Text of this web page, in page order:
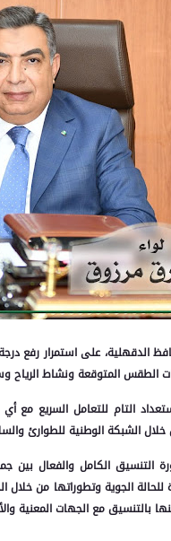
الدقهلية، على استمرار رفع
الطقس المتوقعة ونشاط الرياح
التام للتعامل السريع
الشبكة الوطنية للطوارئ
الكامل والفعال بين جميع
الجوية وتطوراتها من خلال
مع الجهات المعنية